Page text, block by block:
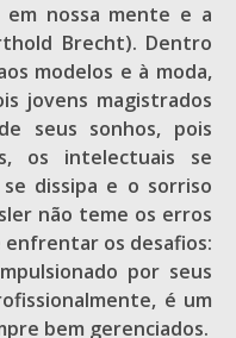
nossa mente e a
Brecht). Dentro
modelos e à moda,
jovens magistrados
seus sonhos, pois
os intelectuais se
dissipa e o sorriso
não teme os erros
enfrentar os desafios:
por seus
é um
bem gerenciados.